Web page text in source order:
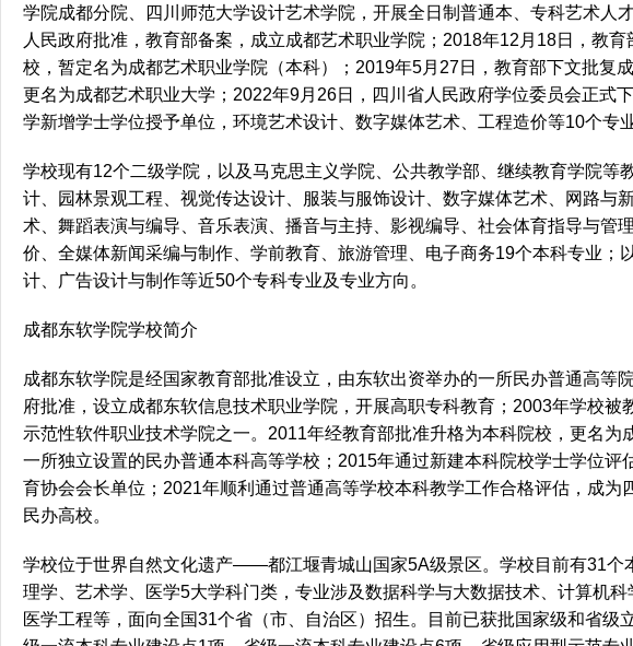
学院成都分院、四川师范大学设计艺术学院，开展全日制普通本、专科艺术人
人民政府批准，教育部备案，成立成都艺术职业学院；2018年12月18日，教
校，暂定名为成都艺术职业学院（本科）；2019年5月27日，教育部下文批复
更名为成都艺术职业大学；2022年9月26日，四川省人民政府学位委员会正式
学新增学士学位授予单位，环境艺术设计、数字媒体艺术、工程造价等10个专
学校现有12个二级学院，以及马克思主义学院、公共教学部、继续教育学院等
计、园林景观工程、视觉传达设计、服装与服饰设计、数字媒体艺术、网路与
术、舞蹈表演与编导、音乐表演、播音与主持、影视编导、社会体育指导与管
价、全媒体新闻采编与制作、学前教育、旅游管理、电子商务19个本科专业；
计、广告设计与制作等近50个专科专业及专业方向。
成都东软学院学校简介
成都东软学院是经国家教育部批准设立，由东软出资举办的一所民办普通高等
府批准，设立成都东软信息技术职业学院，开展高职专科教育；2003年学校被
示范性软件职业技术学院之一。2011年经教育部批准升格为本科院校，更名为
一所独立设置的民办普通本科高等学校；2015年通过新建本科院校学士学位评
育协会会长单位；2021年顺利通过普通高等学校本科教学工作合格评估，成为
民办高校。
学校位于世界自然文化遗产——都江堰青城山国家5A级景区。学校目前有31个
理学、艺术学、医学5大学科门类，专业涉及数据科学与大数据技术、计算机
医学工程等，面向全国31个省（市、自治区）招生。目前已获批国家级和省级